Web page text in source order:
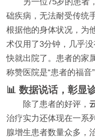
另一位75岁的患者
础疾病，无法耐受传统
根据他的身体状况，为
术仅用了3分钟，几乎
快就出院了。患者的家
称赞医院是“患者的福音”
📊 数据说话，彰显
除了患者的好评，
治疗实力还体现在一系
腺增生患者数量众多，